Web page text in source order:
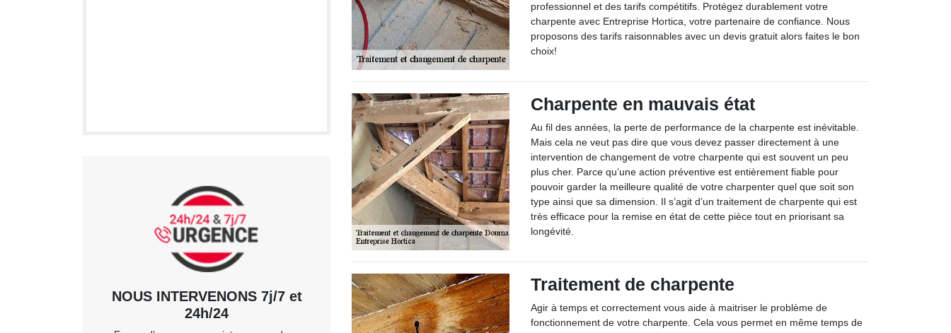
NOUS INTERVENONS 7j/7 et
24h/24
professionnel et des tarifs compétitifs. Protégez durablement votre
charpente avec Entreprise Hortica, votre partenaire de confiance. Nous
proposons des tarifs raisonnables avec un devis gratuit alors faites le bon
choix!
Charpente en mauvais état
Au fil des années, la perte de performance de la charpente est inévitable.
Mais cela ne veut pas dire que vous devez passer directement à une
intervention de changement de votre charpente qui est souvent un peu
plus cher. Parce qu’une action préventive est entièrement fiable pour
pouvoir garder la meilleure qualité de votre charpenter quel que soit son
type ainsi que sa dimension. Il s’agit d’un traitement de charpente qui est
très efficace pour la remise en état de cette pièce tout en priorisant sa
longévité.
Traitement de charpente
Agir à temps et correctement vous aide à maitriser le problème de
fonctionnement de votre charpente. Cela vous permet en même temps de